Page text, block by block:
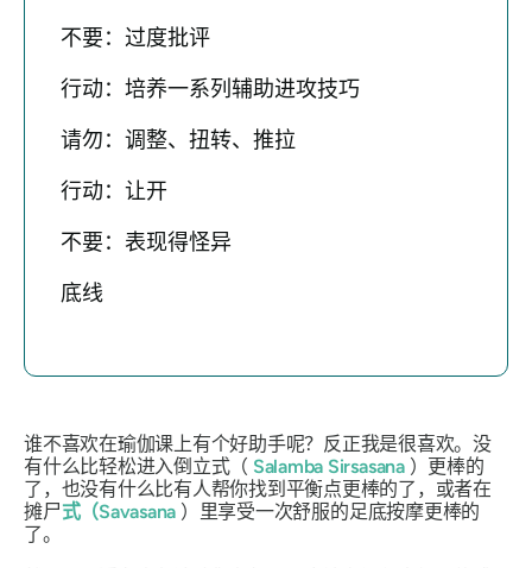
不要：过度批评
行动：培养一系列辅助进攻技巧
请勿：调整、扭转、推拉
行动：让开
不要：表现得怪异
底线
谁不喜欢在瑜伽课上有个好助手呢？反正我是很喜欢。没
有什么比轻松进入倒立式（ Salamba Sirsasana）更棒的
了，也没有什么比有人帮你找到平衡点更棒的了，或者在
摊尸式（Savasana ）里享受一次舒服的足底按摩更棒的
了。